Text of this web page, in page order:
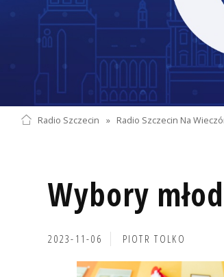
Radio Szczecin » Radio Szczecin Na
Wybory
2023-11-06 PIOTR TOLKO